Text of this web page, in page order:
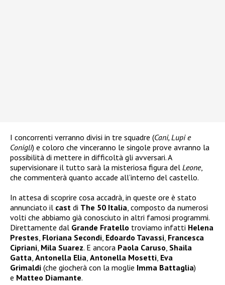
I concorrenti verranno divisi in tre squadre (Cani, Lupi e
Conigli) e coloro che vinceranno le singole prove avranno la
possibilità di mettere in difficoltà gli avversari. A
supervisionare il tutto sarà la misteriosa figura del Leone,
che commenterà quanto accade all’interno del castello.
In attesa di scoprire cosa accadrà, in queste ore è stato
annunciato il cast di The 50 Italia, composto da numerosi
volti che abbiamo già conosciuto in altri famosi programmi.
Direttamente dal Grande Fratello troviamo infatti Helena
Prestes, Floriana Secondi, Edoardo Tavassi, Francesca
Cipriani, Mila Suarez. E ancora Paola Caruso, Shaila
Gatta, Antonella Elia, Antonella Mosetti, Eva
Grimaldi (che giocherà con la moglie Imma Battaglia)
e Matteo Diamante.